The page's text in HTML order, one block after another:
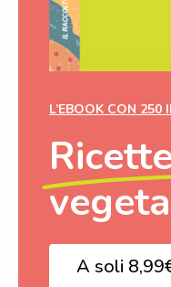
L’EBOOK CON 250
A soli